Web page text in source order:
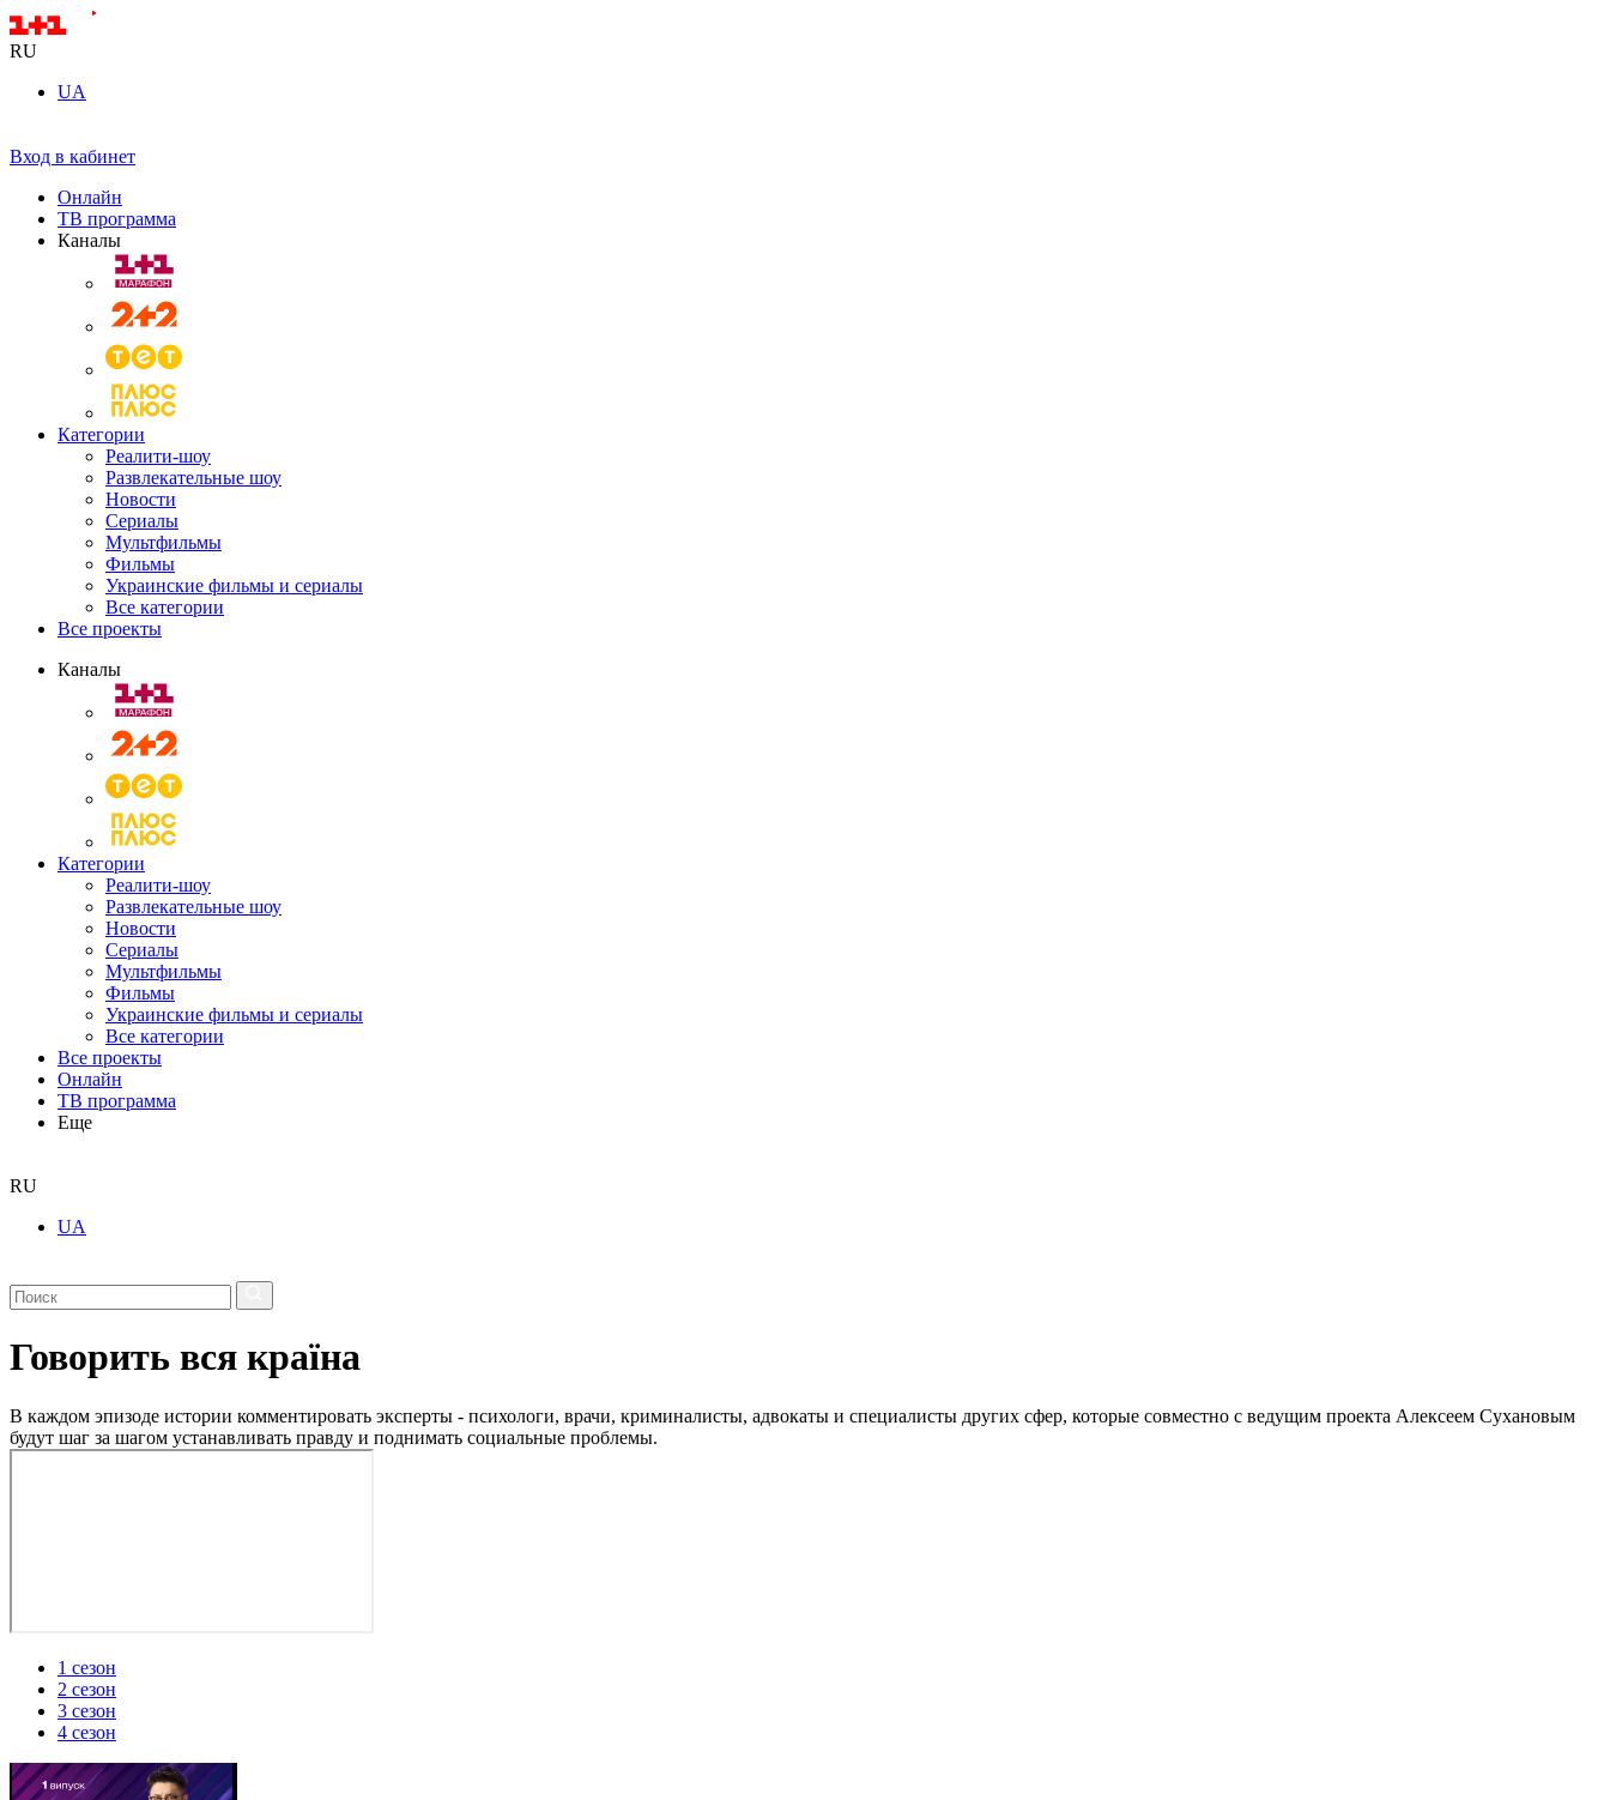
RU
UA
Вход в кабинет
Онлайн
ТВ программа
Каналы
Категории
Реалити-шоу
Развлекательные шоу
Новости
Сериалы
Мультфильмы
Фильмы
Украинские фильмы и сериалы
Все категории
Все проекты
Каналы
Категории
Реалити-шоу
Развлекательные шоу
Новости
Сериалы
Мультфильмы
Фильмы
Украинские фильмы и сериалы
Все категории
Все проекты
Онлайн
ТВ программа
Еще
RU
UA
Говорить вся країна
В каждом эпизоде истории комментировать эксперты - психологи, врачи, криминалисты, адвокаты и специалисты других сфер, которые совместно с ведущим проекта Алексеем Сухановым
будут шаг за шагом устанавливать правду и поднимать социальные проблемы.
1 сезон
2 сезон
3 сезон
4 сезон